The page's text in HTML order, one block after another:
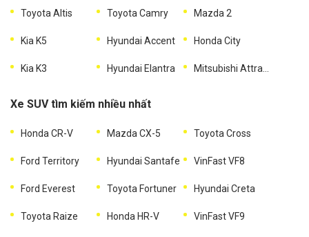
Toyota Altis Toyota Camry Mazda 2
Kia K5 Hyundai Accent Honda City
Kia K3 Hyundai Elantra
Xe SUV tìm kiếm nhiều nhất
Honda CR-V Mazda CX-5 Toyota Cross
Ford Territory Hyundai Santafe VinFast VF8
Ford Everest Toyota Fortuner Hyundai Creta
Toyota Raize Honda HR-V VinFast VF9